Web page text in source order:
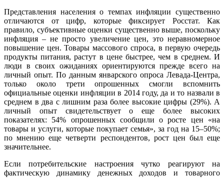
Представления населения о темпах инфляции существенно
отличаются от цифр, которые фиксирует Росстат. Как
правило, субъективные оценки существенно выше, поскольку
инфляция – не просто увеличение цен, это неравномерное
повышение цен. Товары массового спроса, в первую очередь
продукты питания, растут в цене быстрее, чем в среднем. И
люди в своих ожиданиях ориентируются прежде всего на
личный опыт. По данным январского опроса Левада-Центра,
только около трети опрошенных смогли вспомнить
официальные оценки инфляции в 2014 году, да и то назвали в
среднем в два с лишним раза более высокие цифры (29%). А
личный опыт свидетельствует о еще более высоких
показателях: 54% опрошенных сообщили о росте цен «на
товары и услуги, которые покупает семья», за год на 15–50%;
по мнению еще четверти респондентов, рост цен был еще
значительнее.
Если потребительские настроения чутко реагируют на
фактическую динамику денежных доходов и товарного